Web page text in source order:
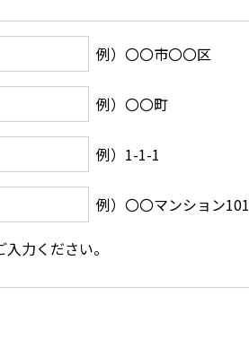
例）〇〇市〇〇区
例）〇〇町
例）1-1-1
例）〇〇マンション101
力ください。